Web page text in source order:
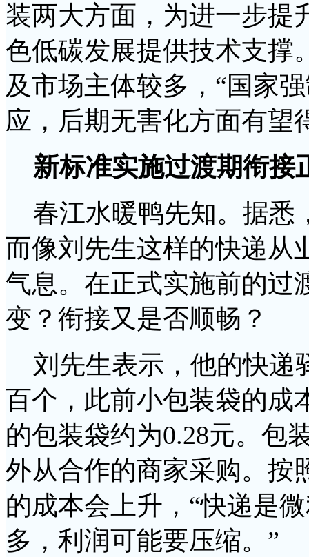
装两大方面，为进一步提
色低碳发展提供技术支撑
及市场主体较多，“国家
应，后期无害化方面有望
新标准实施过渡期衔接
春江水暖鸭先知。据悉
而像刘先生这样的快递从
气息。在正式实施前的过
变？衔接又是否顺畅？
刘先生表示，他的快递
百个，此前小包装袋的成
的包装袋约为0.28元。包
外从合作的商家采购。按
的成本会上升，“快递是
多，利润可能要压缩。”